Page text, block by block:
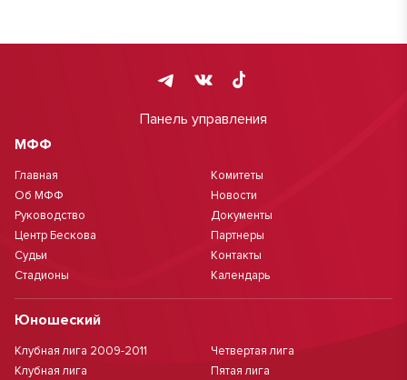
Панель управления
МФФ
Главная
Об МФФ
Руководство
Центр Бескова
Судьи
Стадионы
Комитеты
Новости
Документы
Партнеры
Контакты
Календарь
Юношеский
Клубная лига 2009-2011
Клубная лига
Четвертая лига
Пятая лига